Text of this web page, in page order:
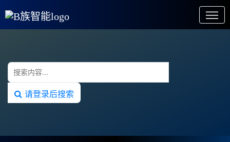
请登录后搜索